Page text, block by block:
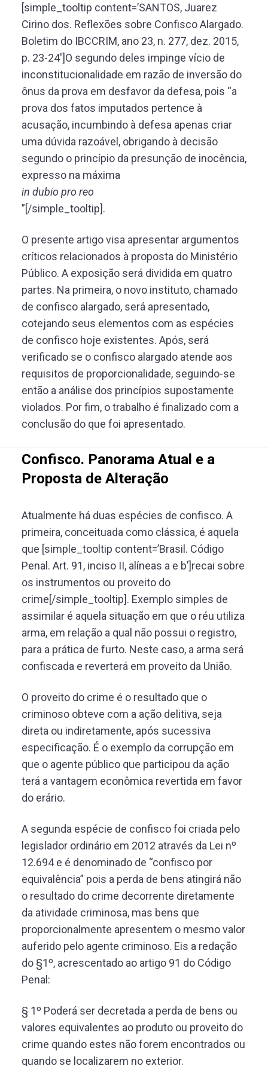
[simple_tooltip content=’SANTOS, Juarez
Cirino dos. Reflexões sobre Confisco Alargado.
Boletim do IBCCRIM, ano 23, n. 277, dez. 2015,
p. 23-24′]O segundo deles impinge vício de
inconstitucionalidade em razão de inversão do
ônus da prova em desfavor da defesa, pois “a
prova dos fatos imputados pertence à
acusação, incumbindo à defesa apenas criar
uma dúvida razoável, obrigando à decisão
segundo o princípio da presunção de inocência,
expresso na máxima
in dubio pro reo
”[/simple_tooltip].
O presente artigo visa apresentar argumentos
críticos relacionados à proposta do Ministério
Público. A exposição será dividida em quatro
partes. Na primeira, o novo instituto, chamado
de confisco alargado, será apresentado,
cotejando seus elementos com as espécies
de confisco hoje existentes. Após, será
verificado se o confisco alargado atende aos
requisitos de proporcionalidade, seguindo-se
então a análise dos princípios supostamente
violados. Por fim, o trabalho é finalizado com a
conclusão do que foi apresentado.
Confisco. Panorama Atual e a
Proposta de Alteração
Atualmente há duas espécies de confisco. A
primeira, conceituada como clássica, é aquela
que [simple_tooltip content=’Brasil. Código
Penal. Art. 91, inciso II, alíneas a e b’]recai sobre
os instrumentos ou proveito do
crime[/simple_tooltip]. Exemplo simples de
assimilar é aquela situação em que o réu utiliza
arma, em relação a qual não possui o registro,
para a prática de furto. Neste caso, a arma será
confiscada e reverterá em proveito da União.
O proveito do crime é o resultado que o
criminoso obteve com a ação delitiva, seja
direta ou indiretamente, após sucessiva
especificação. É o exemplo da corrupção em
que o agente público que participou da ação
terá a vantagem econômica revertida em favor
do erário.
A segunda espécie de confisco foi criada pelo
legislador ordinário em 2012 através da Lei nº
12.694 e é denominado de “confisco por
equivalência” pois a perda de bens atingirá não
o resultado do crime decorrente diretamente
da atividade criminosa, mas bens que
proporcionalmente apresentem o mesmo valor
auferido pelo agente criminoso. Eis a redação
do §1º, acrescentado ao artigo 91 do Código
Penal:
§ 1º Poderá ser decretada a perda de bens ou
valores equivalentes ao produto ou proveito do
crime quando estes não forem encontrados ou
quando se localizarem no exterior.